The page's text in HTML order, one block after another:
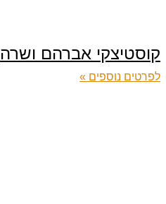
קוסטיצקי אברהם ושרה
לפרטים נוספים »